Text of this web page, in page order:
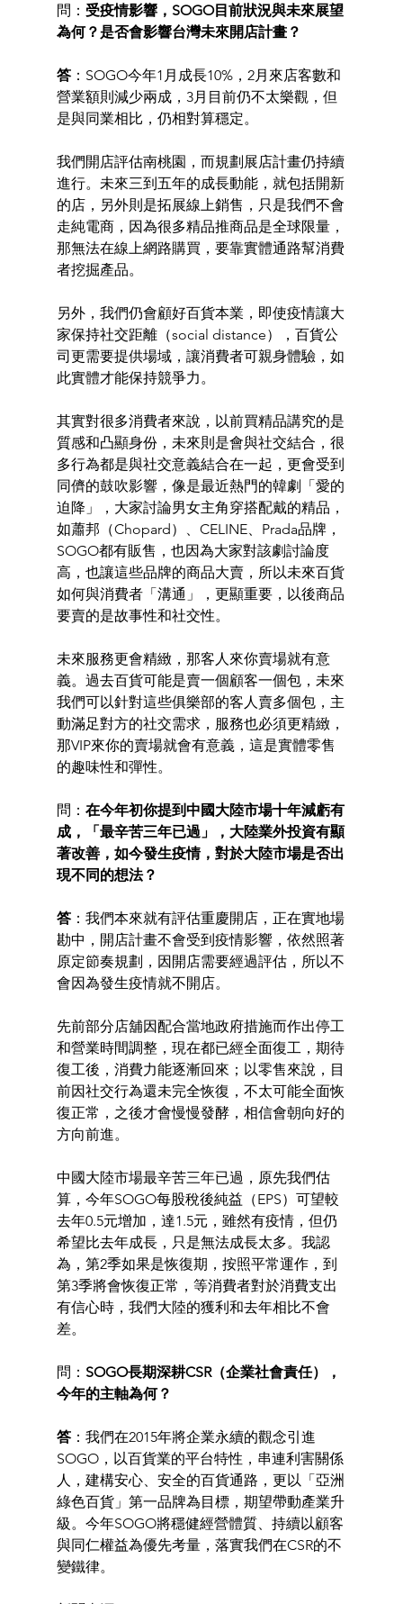
問： 受疫情影響，SOGO目前狀況與未來展望
為何？是否會影響台灣未來開店計畫？
答：SOGO今年1月成長10%，2月來店客數和
營業額則減少兩成，3月目前仍不太樂觀，但
是與同業相比，仍相對算穩定。
我們開店評估南桃園，而規劃展店計畫仍持續
進行。未來三到五年的成長動能，就包括開新
的店，另外則是拓展線上銷售，只是我們不會
走純電商，因為很多精品推商品是全球限量，
那無法在線上網路購買，要靠實體通路幫消費
者挖掘產品。
另外，我們仍會顧好百貨本業，即使疫情讓大
家保持社交距離（social distance），百貨公
司更需要提供場域，讓消費者可親身體驗，如
此實體才能保持競爭力。
其實對很多消費者來說，以前買精品講究的是
質感和凸顯身份，未來則是會與社交結合，很
多行為都是與社交意義結合在一起，更會受到
同儕的鼓吹影響，像是最近熱門的韓劇「愛的
迫降」，大家討論男女主角穿搭配戴的精品，
如蕭邦（Chopard）、CELINE、Prada品牌，
SOGO都有販售，也因為大家對該劇討論度
高，也讓這些品牌的商品大賣，所以未來百貨
如何與消費者「溝通」，更顯重要，以後商品
要賣的是故事性和社交性。
未來服務更會精緻，那客人來你賣場就有意
義。過去百貨可能是賣一個顧客一個包，未來
我們可以針對這些俱樂部的客人賣多個包，主
動滿足對方的社交需求，服務也必須更精緻，
那VIP來你的賣場就會有意義，這是實體零售
的趣味性和彈性。
問： 在今年初你提到中國大陸市場十年減虧有
成，「最辛苦三年已過」，大陸業外投資有顯
著改善，如今發生疫情，對於大陸市場是否出
現不同的想法？
答：我們本來就有評估重慶開店，正在實地場
勘中，開店計畫不會受到疫情影響，依然照著
原定節奏規劃，因開店需要經過評估，所以不
會因為發生疫情就不開店。
先前部分店舖因配合當地政府措施而作出停工
和營業時間調整，現在都已經全面復工，期待
復工後，消費力能逐漸回來；以零售來說，目
前因社交行為還未完全恢復，不太可能全面恢
復正常，之後才會慢慢發酵，相信會朝向好的
方向前進。
中國大陸市場最辛苦三年已過，原先我們估
算，今年SOGO每股稅後純益（EPS）可望較
去年0.5元增加，達1.5元，雖然有疫情，但仍
希望比去年成長，只是無法成長太多。我認
為，第2季如果是恢復期，按照平常運作，到
第3季將會恢復正常，等消費者對於消費支出
有信心時，我們大陸的獲利和去年相比不會
差。
問： SOGO長期深耕CSR（企業社會責任），
今年的主軸為何？
答：我們在2015年將企業永續的觀念引進
SOGO，以百貨業的平台特性，串連利害關係
人，建構安心、安全的百貨通路，更以「亞洲
綠色百貨」第一品牌為目標，期望帶動產業升
級。今年SOGO將穩健經營體質、持續以顧客
與同仁權益為優先考量，落實我們在CSR的不
變鐵律。